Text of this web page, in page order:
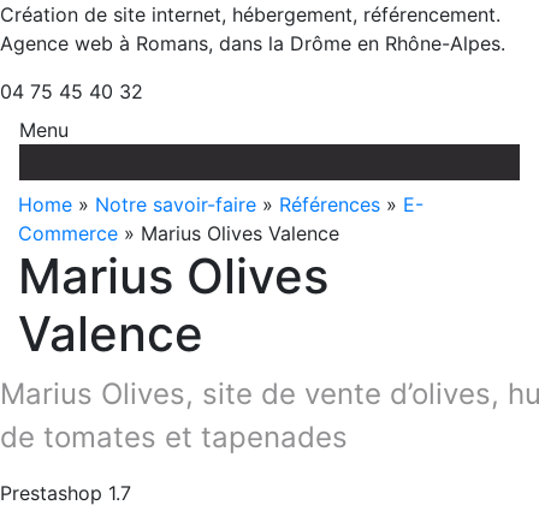
Création de site internet, hébergement, référencement.
Agence web à Romans, dans la Drôme en Rhône-Alpes.
04 75 45 40 32
Menu
au
contenu
Home » Notre savoir-faire » Références » E-
Commerce » Marius Olives Valence
Marius Olives
Valence
Marius Olives, site de vente d’olives,
de tomates et tapenades
Prestashop 1.7